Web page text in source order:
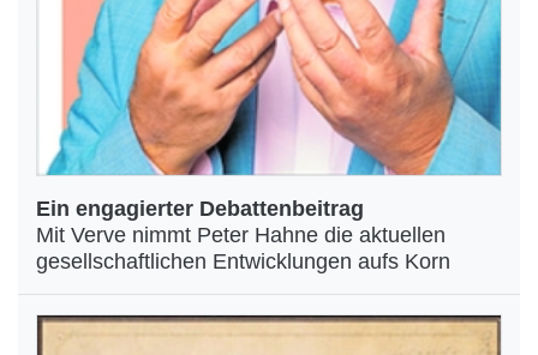
Ein engagierter Debattenbeitrag
Mit Verve nimmt Peter Hahne die aktuellen
gesellschaftlichen Entwicklungen aufs Korn